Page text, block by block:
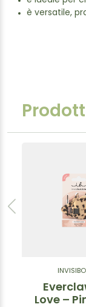
è versatile,
Love –